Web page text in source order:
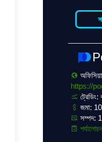
https://
ট্রেডিং:
জমা:
সম্পদ: